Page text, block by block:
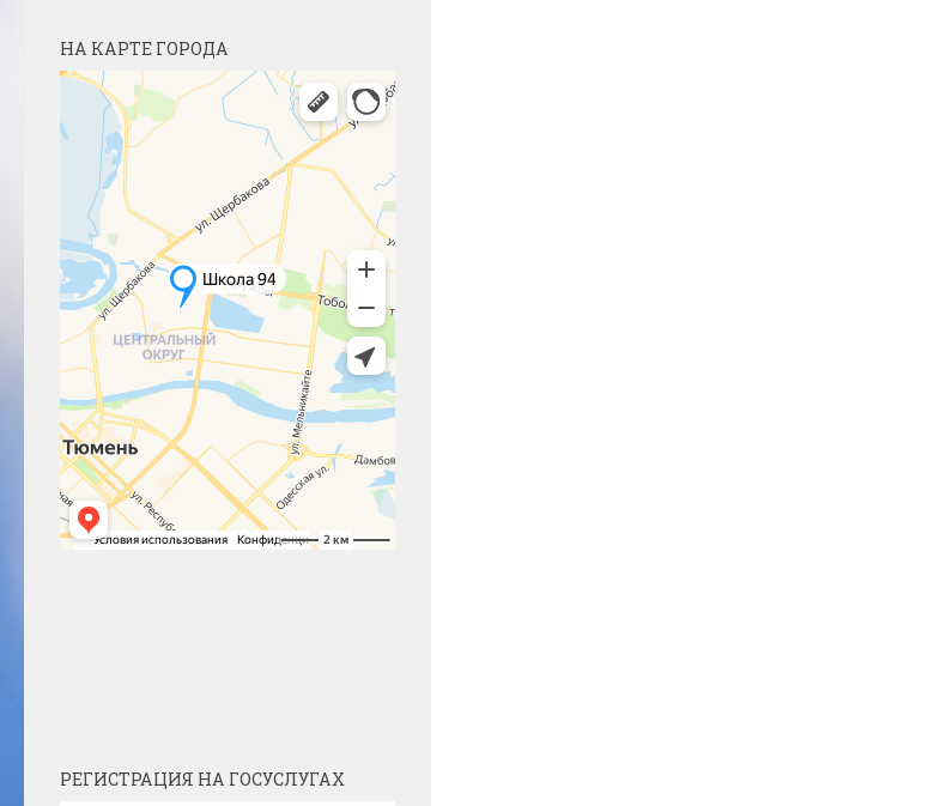
НА КАРТЕ ГОРОДА
РЕГИСТРАЦИЯ НА ГОСУСЛУГАХ